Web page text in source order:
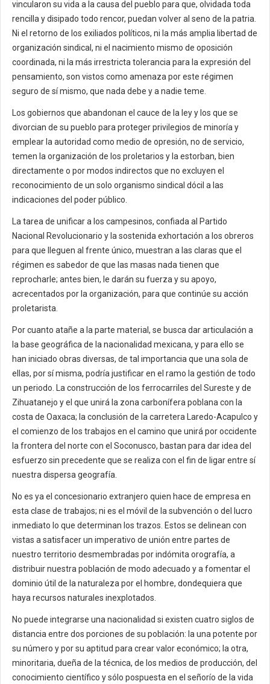
vincularon su vida a la causa del pueblo para que, olvidada toda
rencilla y disipado todo rencor, puedan volver al seno de la patria.
Ni el retorno de los exiliados políticos, ni la más amplia libertad de
organización sindical, ni el nacimiento mismo de oposición
coordinada, ni la más irrestricta tolerancia para la expresión del
pensamiento, son vistos como amenaza por este régimen
seguro de sí mismo, que nada debe y a nadie teme.
Los gobiernos que abandonan el cauce de la ley y los que se
divorcian de su pueblo para proteger privilegios de minoría y
emplear la autoridad como medio de opresión, no de servicio,
temen la organización de los proletarios y la estorban, bien
directamente o por modos indirectos que no excluyen el
reconocimiento de un solo organismo sindical dócil a las
indicaciones del poder público.
La tarea de unificar a los campesinos, confiada al Partido
Nacional Revolucionario y la sostenida exhortación a los obreros
para que lleguen al frente único, muestran a las claras que el
régimen es sabedor de que las masas nada tienen que
reprocharle; antes bien, le darán su fuerza y su apoyo,
acrecentados por la organización, para que continúe su acción
proletarista.
Por cuanto atañe a la parte material, se busca dar articulación a
la base geográfica de la nacionalidad mexicana, y para ello se
han iniciado obras diversas, de tal importancia que una sola de
ellas, por sí misma, podría justificar en el ramo la gestión de todo
un periodo. La construcción de los ferrocarriles del Sureste y de
Zihuatanejo y el que unirá la zona carbonífera poblana con la
costa de Oaxaca; la conclusión de la carretera Laredo-Acapulco y
el comienzo de los trabajos en el camino que unirá por occidente
la frontera del norte con el Soconusco, bastan para dar idea del
esfuerzo sin precedente que se realiza con el fin de ligar entre sí
nuestra dispersa geografía.
No es ya el concesionario extranjero quien hace de empresa en
esta clase de trabajos; ni es el móvil de la subvención o del lucro
inmediato lo que determinan los trazos. Estos se delinean con
vistas a satisfacer un imperativo de unión entre partes de
nuestro territorio desmembradas por indómita orografía, a
distribuir nuestra población de modo adecuado y a fomentar el
dominio útil de la naturaleza por el hombre, dondequiera que
haya recursos naturales inexplotados.
No puede integrarse una nacionalidad si existen cuatro siglos de
distancia entre dos porciones de su población: la una potente por
su número y por su aptitud para crear valor económico; la otra,
minoritaria, dueña de la técnica, de los medios de producción, del
conocimiento científico y sólo pospuesta en el señorío de la vida